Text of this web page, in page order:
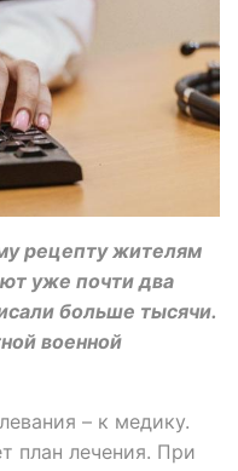
рецепту жителям
уже почти два
больше тысячи.
военной
– к медику.
план лечения. При